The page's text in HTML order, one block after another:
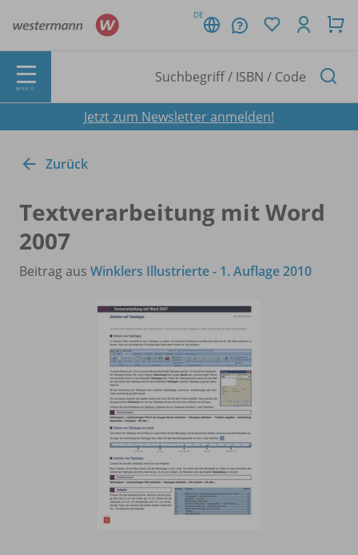
DE
MENÜ
Jetzt zum Newsletter anmelden!
Zurück
Textverarbeitung mit Word
2007
Beitrag aus Winklers Illustrierte - 1. Auflage 2010